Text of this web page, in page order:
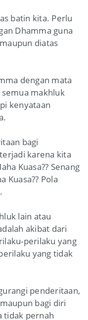
batin kita. Perlu
Dhamma guna
diatas
dengan mata
makhluk
kenyataan
bagi
karena kita
Kuasa?? Senang
Kuasa?? Pola
lain atau
akibat dari
perilaku yang
yang tidak
penderitaan,
bagi diri
tidak pernah